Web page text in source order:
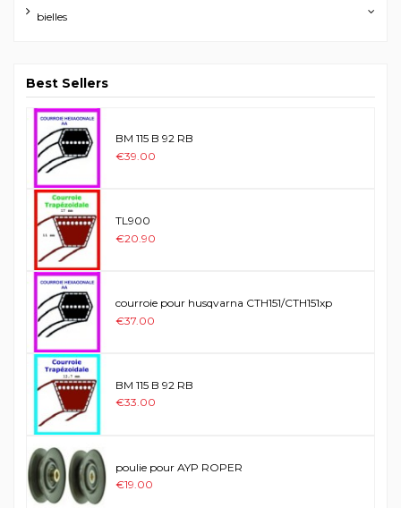
bielles
Best Sellers
BM 115 B 92 RB
€39.00
TL900
€20.90
courroie pour husqvarna CTH151/CTH151xp
€37.00
BM 115 B 92 RB
€33.00
poulie pour AYP ROPER
€19.00